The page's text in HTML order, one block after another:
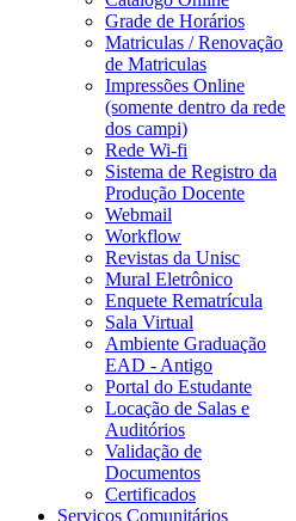
Grade de Horários
Matriculas / Renovação
de Matriculas
Impressões Online
(somente dentro da rede
dos campi)
Rede Wi-fi
Sistema de Registro da
Produção Docente
Webmail
Workflow
Revistas da Unisc
Mural Eletrônico
Enquete Rematrícula
Sala Virtual
Ambiente Graduação
EAD - Antigo
Portal do Estudante
Locação de Salas e
Auditórios
Validação de
Documentos
Certificados
Serviços Comunitários